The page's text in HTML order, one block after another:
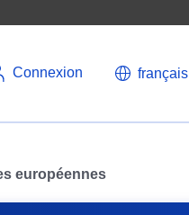
Connexion français
européennes